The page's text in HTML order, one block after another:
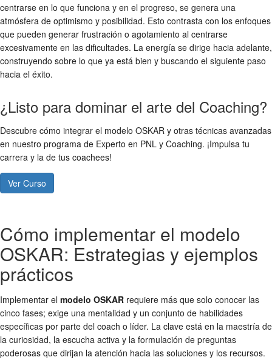
centrarse en lo que funciona y en el progreso, se genera una
atmósfera de optimismo y posibilidad. Esto contrasta con los enfoques
que pueden generar frustración o agotamiento al centrarse
excesivamente en las dificultades. La energía se dirige hacia adelante,
construyendo sobre lo que ya está bien y buscando el siguiente paso
hacia el éxito.
¿Listo para dominar el arte del Coaching?
Descubre cómo integrar el modelo OSKAR y otras técnicas avanzadas
en nuestro programa de Experto en PNL y Coaching. ¡Impulsa tu
carrera y la de tus coachees!
Ver Curso
Cómo implementar el modelo
OSKAR: Estrategias y ejemplos
prácticos
Implementar el modelo OSKAR requiere más que solo conocer las
cinco fases; exige una mentalidad y un conjunto de habilidades
específicas por parte del coach o líder. La clave está en la maestría de
la curiosidad, la escucha activa y la formulación de preguntas
poderosas que dirijan la atención hacia las soluciones y los recursos.